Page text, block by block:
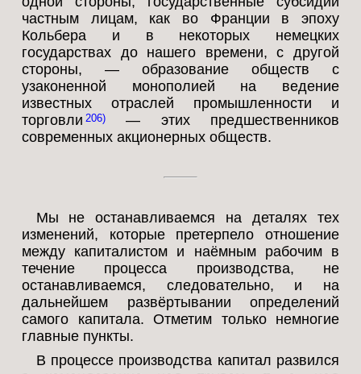
частным лицам, как во Франции в эпоху
Кольбера и в некоторых немецких
государствах до нашего времени, с другой
стороны, — образование обществ с
узаконенной монополией на ведение
известных отраслей промышленности и
торговли 206
— этих предшественников
современных акционерных обществ.
Мы не останавливаемся на деталях тех
изменений, которые претерпело отношение
между капиталистом и наёмным рабочим в
течение процесса производства, не
останавливаемся, следовательно, и на
дальнейшем развёртывании определений
самого капитала. Отметим только немногие
главные пункты.
В процессе производства капитал развился